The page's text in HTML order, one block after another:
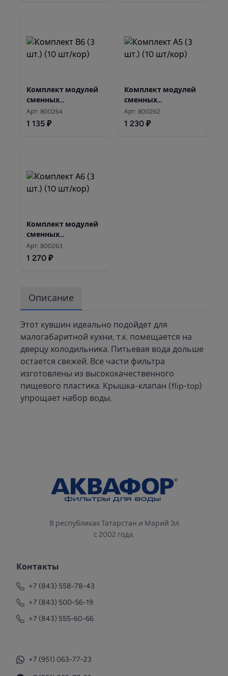
Комплект модулей
сменных
фильтрующих
Аквафор В6 (3 шт.)
Арт: 800264
1 135 ₽
Комплект модулей
сменных
фильтрующих
Аквафор А5 (3 шт.)
Арт: 800262
1 230 ₽
Комплект модулей
сменных
фильтрующих
Аквафор А6 (3 шт.)
Арт: 800263
1 270 ₽
Описание
Этот кувшин идеально подойдет для
малогабаритной кухни, т.к. помещается на
дверцу холодильника. Питьевая вода дольше
остается свежей. Все части фильтра
изготовлены из высококачественного
пищевого пластика. Крышка-клапан (flip-top)
упрощает набор воды.
В республиках Татарстан и Марий Эл
с 2002 года.
Контакты
+7 (843) 558-78-43
+7 (843) 500-56-19
+7 (843) 555-60-66
+7 (951) 063-77-23